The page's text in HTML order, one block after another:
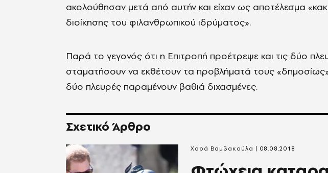
ακολούθησαν μετά από αυτήν και είχαν ως αποτέλεσμα
διοίκησης του φιλανθρωπικού ιδρύματος».
Παρά το γεγονός ότι η Επιτροπή προέτρεψε και τις δύο
σταματήσουν να εκθέτουν τα προβλήματά τους «δημοσίως»,
δύο πλευρές παραμένουν βαθιά διχασμένες.
Σχετικό Άρθρο
Χαρά Βαμβακούλα 08.08.2018